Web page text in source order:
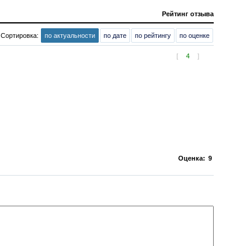
Рейтинг отзыва
Сортировка: по актуальности по дате по рейтингу по оценке
[ 4 ]
Оценка: 9